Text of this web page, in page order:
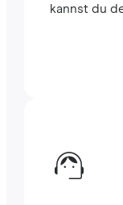
kannst du